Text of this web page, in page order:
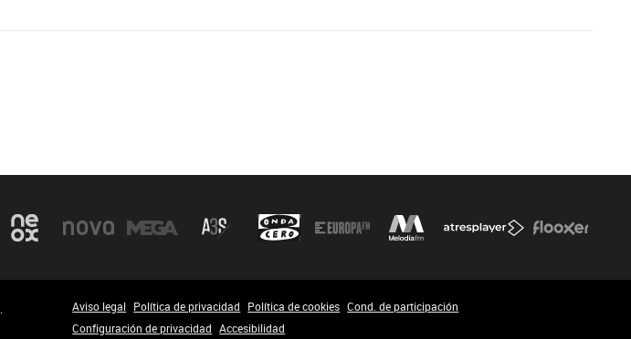
Aviso legal Política de privacidad Política de cookies Cond. de participación
Configuración de privacidad Accesibilidad